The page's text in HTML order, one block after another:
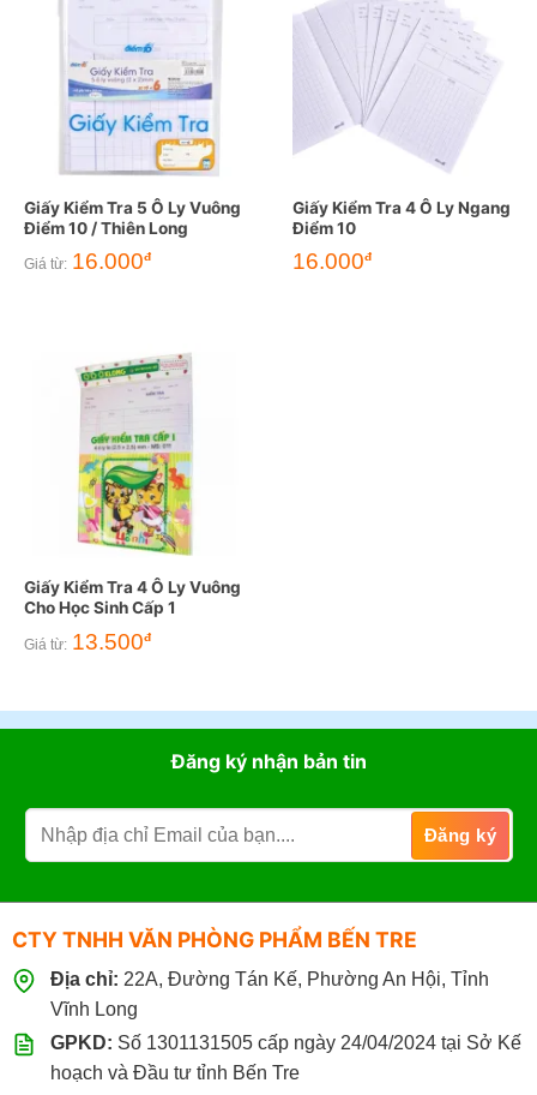
Giấy Kiểm Tra 5 Ô Ly Vuông
Điểm 10 / Thiên Long
Giá từ: 16.000đ
Giấy Kiểm Tra 4 Ô Ly Ngang
Điểm 10
16.000đ
Giấy Kiểm Tra 4 Ô Ly Vuông
Cho Học Sinh Cấp 1
Giá từ: 13.500đ
Đăng ký nhận bản tin
CTY TNHH VĂN PHÒNG PHẨM BẾN TRE
Địa chỉ: 22A, Đường Tán Kế, Phường An Hội, Tỉnh
Vĩnh Long
GPKD: Số 1301131505 cấp ngày 24/04/2024 tại Sở Kế
hoạch và Đầu tư tỉnh Bến Tre